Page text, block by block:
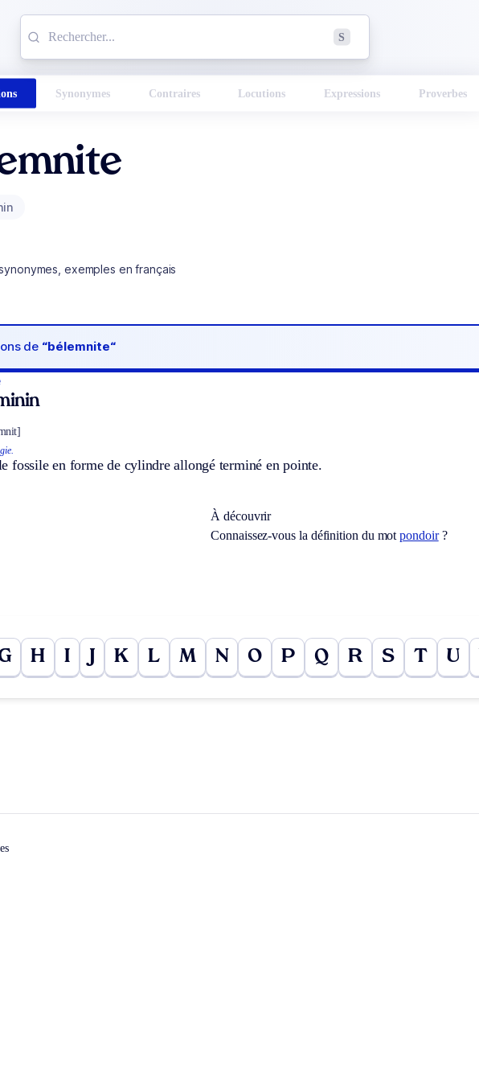
S
Synonymes Contraires Locutions Expressions Proverbes
exemples en français
de “bélemnite“
fossile en forme de cylindre allongé terminé en pointe.
À découvrir
Connaissez-vous la définition du motpondoir?
H I K L M N O P Q R S T U